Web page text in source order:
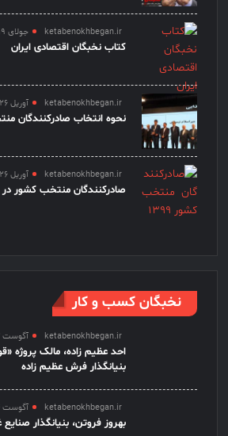
ketabenokhbegan.ir جولای 19, 2021
کتاب نخبگان اقتصادی ایران
ketabenokhbegan.ir آوریل 26, 2021
نحوه انتخاب صادرکنندگان
ketabenokhbegan.ir آوریل 26, 2021
صادرکنندگان منتخب کشور در سال
نخبگان کسب و کار
ketabenokhbegan.ir آگوست 7, 2021
احد عظیم زاده، مالک پروژه
بنیانگذار فرش عظیم زاده
ketabenokhbegan.ir آگوست 4, 2021
بهروز فروتن، بنیانگذار